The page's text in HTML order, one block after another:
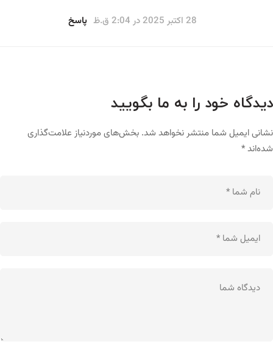
28 اکتبر 2025 در 2:04 ق.ظ
پاسخ
دیدگاه خود را به ما بگویید
نشانی ایمیل شما منتشر نخواهد شد. بخش‌های موردنیاز علامت‌گذاری
شده‌اند*